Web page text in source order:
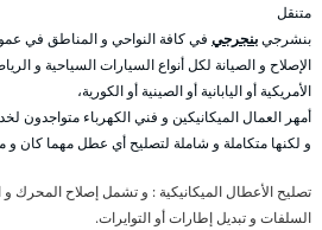
متنقل
بنشرجيبنجرجي في كافة النواحي و المناطق في
الإصلاح و الصيانة لكل أنواع السيارات السياحية و
الأمريكية أو اليابانية أو الصينية أو الكورية،
أمهر العمال الميكانيكين و فني الكهرباء متواجدون
و لكنها متكاملة و شاملة لتصليح أي عطل مهما كان و
تصليح الأعطال الميكانيكية : و تشمل إصلاح المحرك و
السلفات و تبديل إطارات أو التوايرات.